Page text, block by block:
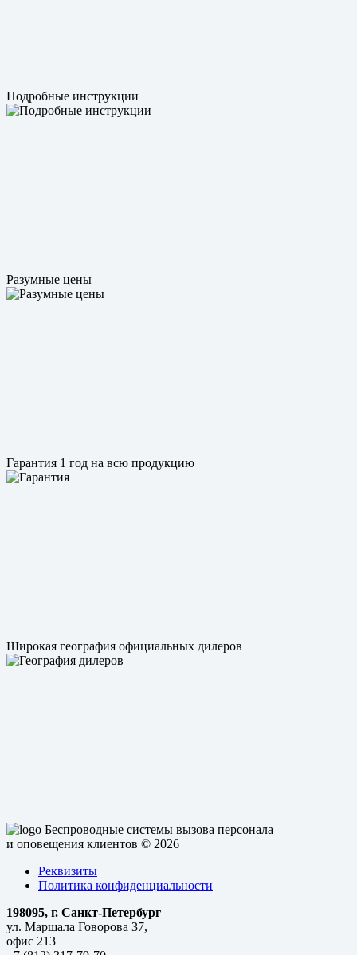
Подробные инструкции
Разумные цены
Гарантия 1 год на всю продукцию
Широкая география официальных дилеров
Беспроводные системы вызова персонала
и оповещения клиентов © 2026
Реквизиты
Политика конфиденциальности
198095, г. Санкт-Петербург
ул. Маршала Говорова 37,
офис 213